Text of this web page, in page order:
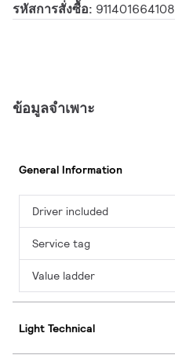
รหัสการสั่งซื้อ: 911401664108
ข้อมูลจำเพาะ
General Information
Driver included
Service tag
Value ladder
Light Technical